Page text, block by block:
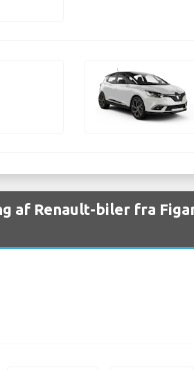
Renault-biler fra